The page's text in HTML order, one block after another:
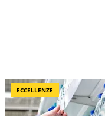
ECCELLENZE